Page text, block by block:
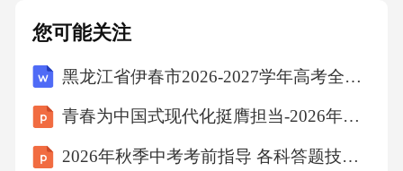
七、总代理运营方案
7.1实施路径的协同与配合
7.2风险评估的动态调整与应对
您可能关注
黑龙江省伊春市2026-2027学年高考全国统考预测密卷物理试卷（含答案解析）
青春为中国式现代化挺膺担当-2026年秋季开学大学新生青春奋斗宣讲
2026年秋季中考考前指导 各科答题技巧总结